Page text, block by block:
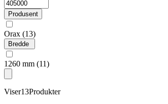
Produsent
Orax (13)
Bredde
1260 mm (11)
Viser13Produkter